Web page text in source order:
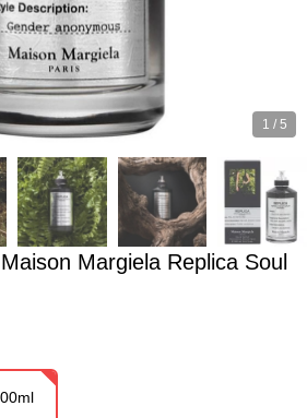
1 / 5
Margiela Replica Soul